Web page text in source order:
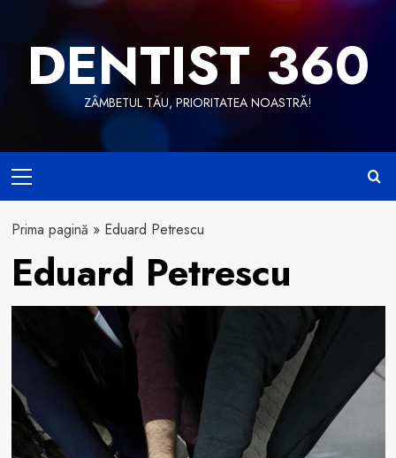
contentDENTIST 360
ZÂMBETUL TĂU, PRIORITATEA NOASTRĂ!
Menu
Prima pagină » Eduard Petrescu
Eduard Petrescu